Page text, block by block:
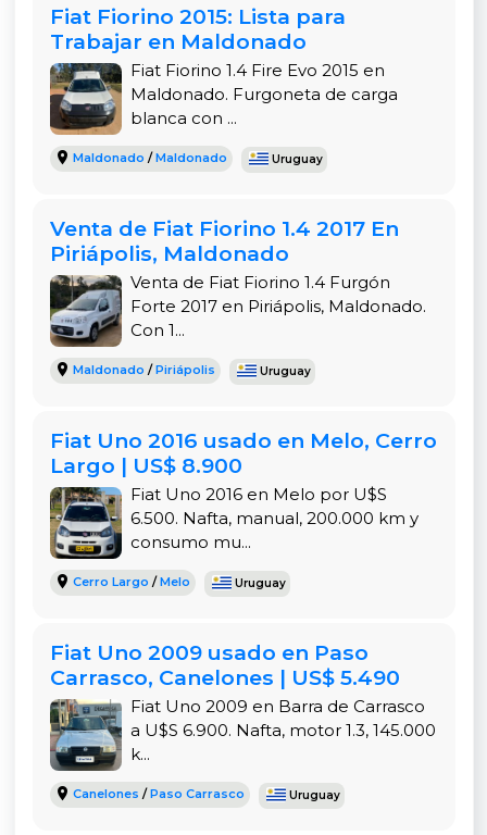
apertura de las puertas traseras facilita la carga
y descarga rápida, optimizando el tiempo en cada
entrega.
El diseño exterior, con líneas simples y resistentes,
aporta además una imagen profesional y sobria
para cualquier empresa o comercio que utilice
Interior cómodo y práctico
A pesar de ser un vehículo de trabajo, la Fiorino no
descuida el confort. Su cabina ofrece asientos
ergonómicos, buena visibilidad, aire
acondicionado y un tablero sencillo pero
funcional.
conductor tenga todo a mano y pueda
concentrarse en la conducción. La dirección
asistida y suspensión calibrada hacen que
manejar la Fiorino sea sencillo incluso en
recorridos urbanos con tráfico intenso.
Este equilibrio entre funcionalidad y comodidad la
Seguridad y equipamiento esencial
La versión 1.3 diésel de la Fiat Fiorino cuenta con
frenos ABS, doble airbag frontal, cierre
centralizado y sistema de alarma, lo que aporta
un nivel de seguridad adecuado para el segmento.
Fiat además ha reforzado la estructura para
Fiat Fiorino 2015: Lista para
Trabajar en Maldonado
Fiat Fiorino 1.4 Fire Evo 2015 en
Maldonado. Furgoneta de carga
blanca con ...
Maldonado /Maldonado Uruguay
Venta de Fiat Fiorino 1.4 2017 En
Piriápolis, Maldonado
Venta de Fiat Fiorino 1.4 Furgón
Forte 2017 en Piriápolis, Maldonado.
Con 1...
Maldonado /Piriápolis Uruguay
Fiat Uno 2016 usado en Melo, Cerro
Largo | US$ 8.900
Fiat Uno 2016 en Melo por U$S
6.500. Nafta, manual, 200.000 km y
consumo mu...
Cerro Largo /Melo Uruguay
Fiat Uno 2009 usado en Paso
Carrasco, Canelones | US$ 5.490
Fiat Uno 2009 en Barra de Carrasco
a U$S 6.900. Nafta, motor 1.3, 145.000
k...
Canelones /Paso Carrasco Uruguay